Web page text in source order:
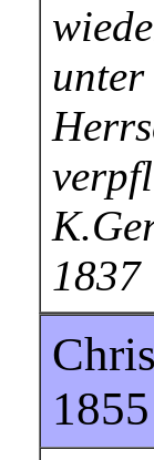
1837
1855